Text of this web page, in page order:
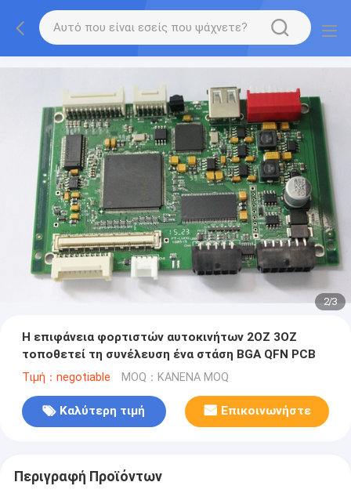
2/3
Η επιφάνεια φορτιστών αυτοκινήτων 2OZ 3OZ
τοποθετεί τη συνέλευση ένα στάση BGA QFN PCB
Τιμή：negotiable MOQ：ΚΑΝΕΝΑ MOQ
Καλύτερη τιμή Επικοινωνήστε
Περιγραφή Προϊόντων